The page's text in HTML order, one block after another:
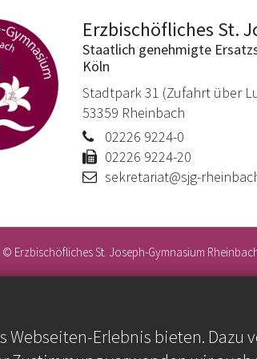
Erlebnis bieten.
Erzbischöfliches St.
Staatlich genehmigte
Köln
Stadtpark 31 (Zufahrt über
53359 Rheinbach
02226 9224-0
02226 9224-20
sekretariat@sjg-
© Erzbischöfliches St. Joseph-Gymnasium